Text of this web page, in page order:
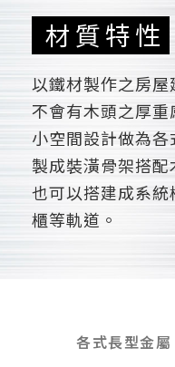
材質特性
以鐵材製作之房屋
不會有木頭之厚重
小空間設計做為各
製成裝潢骨架搭配
也可以搭建成系
櫃等軌道。
各式長型金